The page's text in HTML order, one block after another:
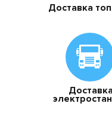
Доставка